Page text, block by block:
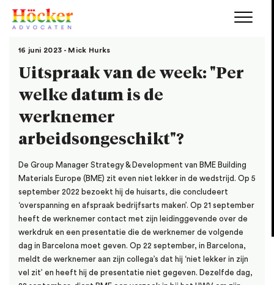
16 juni 2023 - Mick Hurks
Uitspraak van de week: "Per
welke datum is de
werknemer
arbeidsongeschikt"?
De Group Manager Strategy & Development van BME Building
Materials Europe (BME) zit even niet lekker in de wedstrijd. Op 5
september 2022 bezoekt hij de huisarts, die concludeert
‘overspanning en afspraak bedrijfsarts maken’. Op 21 september
heeft de werknemer contact met zijn leidinggevende over de
werkdruk en een presentatie die de werknemer de volgende
dag in Barcelona moet geven. Op 22 september, in Barcelona,
meldt de werknemer aan zijn collega’s dat hij ‘niet lekker in zijn
vel zit’ en heeft hij de presentatie niet gegeven. Dezelfde dag,